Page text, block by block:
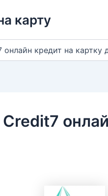
карту
онлайн кредит на картку
Credit7